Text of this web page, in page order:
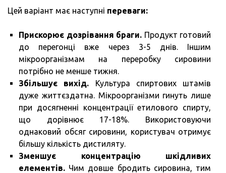
Цей варіант має наступні переваги:
Прискорює дозрівання браги. Продукт готовий
до перегонці вже через 3-5 днів. Іншим
мікроорганізмам на переробку сировини
потрібно не менше тижня.
Збільшує вихід. Культура спиртових штамів
дуже життєздатна. Мікроорганізми гинуть лише
при досягненні концентрації етилового спирту,
що дорівнює 17-18%. Використовуючи
однаковий обсяг сировини, користувач отримує
більшу кількість дистиляту.
Зменшує концентрацію шкідливих
елементів. Чим довше бродить сировина, тим